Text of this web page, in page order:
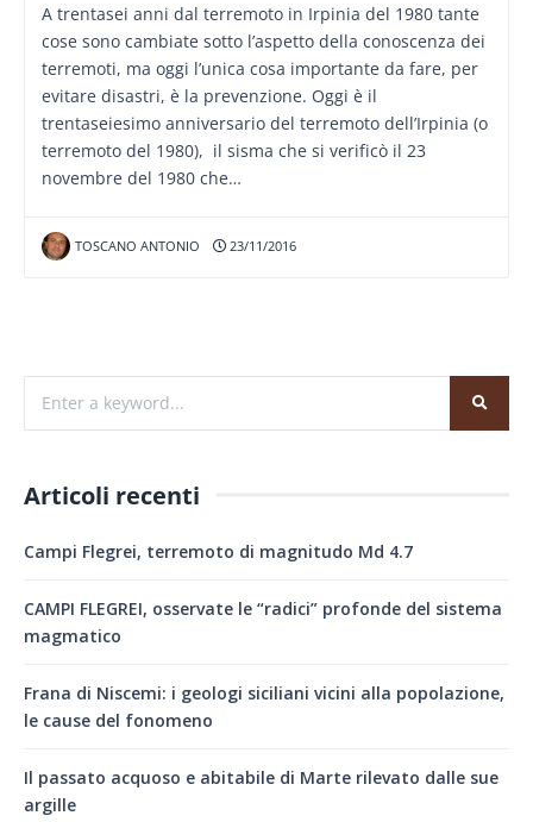
A trentasei anni dal terremoto in Irpinia del 1980 tante
cose sono cambiate sotto l’aspetto della conoscenza dei
terremoti, ma oggi l’unica cosa importante da fare, per
evitare disastri, è la prevenzione. Oggi è il
trentaseiesimo anniversario del terremoto dell’Irpinia (o
terremoto del 1980), il sisma che si verificò il 23
novembre del 1980 che…
TOSCANO ANTONIO 23/11/2016
Articoli recenti
Campi Flegrei, terremoto di magnitudo Md 4.7
CAMPI FLEGREI, osservate le “radici” profonde del sistema
magmatico
Frana di Niscemi: i geologi siciliani vicini alla popolazione,
le cause del fonomeno
Il passato acquoso e abitabile di Marte rilevato dalle sue
argille